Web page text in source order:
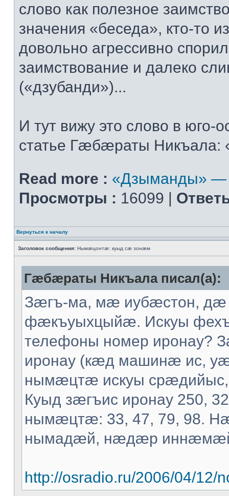
слово как полезное
значения «беседа», кто-то
довольно агрессивно
заимствование и далеко
(«дзубанди»)...
И тут вижу это слово в юго-
статье Гæбæраты
Read more : «Дзыманды» —
Просмотры : 16099 |
Вернуться к началу
Заголовок сообщения: Нымæцонтæ: куыд сæ зонæм
Гæбæраты Никъала писал(а):
Зæгъ-ма, мæ иубæстон,
фæкъуыхцыйæ. Искуы
телефоны номер
иронау (кæд машинæ ис,
нымæцтæ искуы
Куыд зæгъис иронау 250,
нымæцтæ: 33, 47, 79, 98.
нымадæй, нæдæр
http://osradio.ru/2006/04/12/